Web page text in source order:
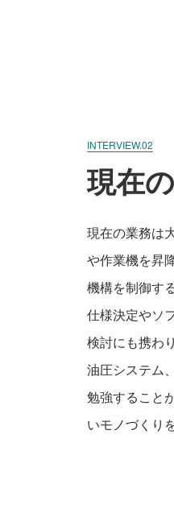
INTERVIEW.02
現在
現在の業務は
や作業機を昇
機構を制御す
仕様決定やソ
検討にも携わ
油圧システム
勉強すること
いモノづくり